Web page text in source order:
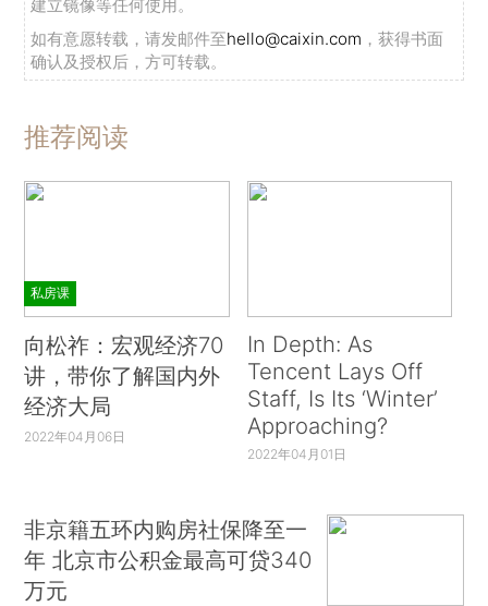
建立镜像等任何使用。
如有意愿转载，请发邮件至hello@caixin.com ，获得书面
确认及授权后，方可转载。
推荐阅读
私房课
向松祚：宏观经济70
讲，带你了解国内外
经济大局
2022年04月06日
In Depth: As
Tencent Lays Off
Staff, Is Its ‘Winter’
Approaching?
2022年04月01日
非京籍五环内购房社保降至一
年 北京市公积金最高可贷340
万元